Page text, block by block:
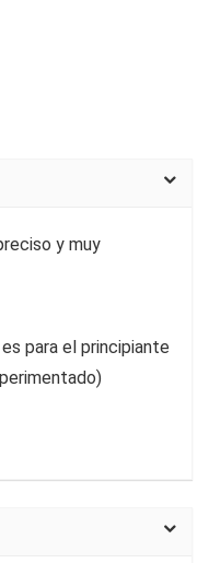
y muy
para el principiante